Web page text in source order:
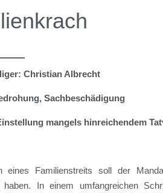
Christian Albrecht
Sachbeschädigung
mangels hinreichendem
eines Familienstreits soll der
In einem umfangreichen